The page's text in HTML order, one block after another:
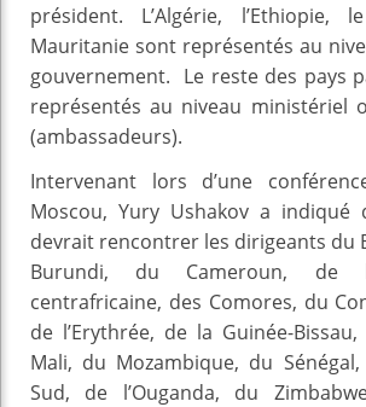
président. L’Algérie,
Mauritanie sont représentés au
gouvernement. Le reste des pays
représentés au niveau ministériel
(ambassadeurs).
Intervenant lors d’une
Moscou, Yury Ushakov a indiqué
devrait rencontrer les dirigeants du
Burundi, du Cameroun, de
centrafricaine, des Comores, du
de l’Erythrée, de la Guinée-
Mali, du Mozambique, du
Sud, de l’Ouganda, du